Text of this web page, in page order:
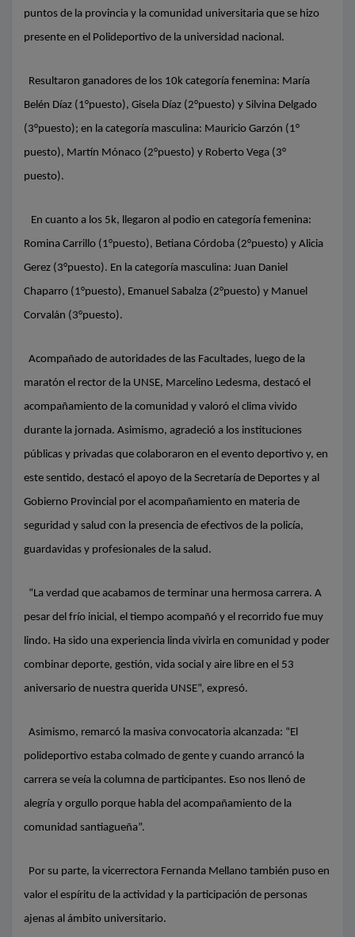
puntos de la provincia y la comunidad universitaria que se hizo
presente en el Polideportivo de la universidad nacional.
Resultaron ganadores de los 10k categoría fenemina: María
Belén Díaz (1°puesto), Gisela Díaz (2°puesto) y Silvina Delgado
(3°puesto); en la categoría masculina: Mauricio Garzón (1°
puesto), Martín Mónaco (2°puesto) y Roberto Vega (3°
puesto).
En cuanto a los 5k, llegaron al podio en categoría femenina:
Romina Carrillo (1°puesto), Betiana Córdoba (2°puesto) y Alicia
Gerez (3°puesto). En la categoría masculina: Juan Daniel
Chaparro (1°puesto), Emanuel Sabalza (2°puesto) y Manuel
Corvalán (3°puesto).
Acompañado de autoridades de las Facultades, luego de la
maratón el rector de la UNSE, Marcelino Ledesma, destacó el
acompañamiento de la comunidad y valoró el clima vivido
durante la jornada. Asimismo, agradeció a los instituciones
públicas y privadas que colaboraron en el evento deportivo y, en
este sentido, destacó el apoyo de la Secretaría de Deportes y al
Gobierno Provincial por el acompañamiento en materia de
seguridad y salud con la presencia de efectivos de la policía,
guardavidas y profesionales de la salud.
“La verdad que acabamos de terminar una hermosa carrera. A
pesar del frío inicial, el tiempo acompañó y el recorrido fue muy
lindo. Ha sido una experiencia linda vivirla en comunidad y poder
combinar deporte, gestión, vida social y aire libre en el 53
aniversario de nuestra querida UNSE”, expresó.
Asimismo, remarcó la masiva convocatoria alcanzada: “El
polideportivo estaba colmado de gente y cuando arrancó la
carrera se veía la columna de participantes. Eso nos llenó de
alegría y orgullo porque habla del acompañamiento de la
comunidad santiagueña”.
Por su parte, la vicerrectora Fernanda Mellano también puso en
valor el espíritu de la actividad y la participación de personas
ajenas al ámbito universitario.